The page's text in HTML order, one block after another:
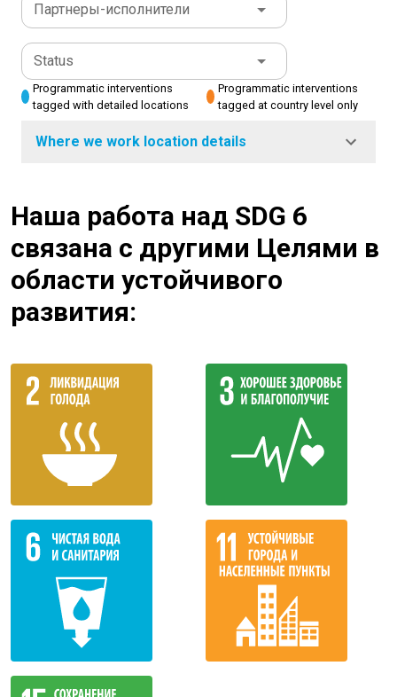
Партнеры-исполнители
Status
Programmatic interventions
tagged with detailed locations
Programmatic interventions
tagged at country level only
Where we work location details
Наша работа над SDG 6
связана с другими Целями в
области устойчивого
развития: